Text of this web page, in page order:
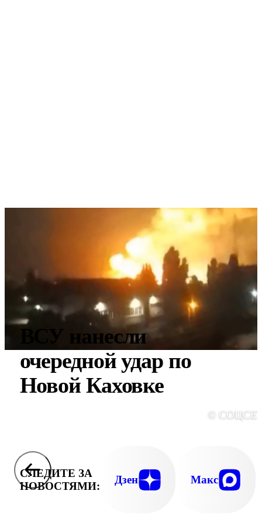
ВСУ нанесли
очередной удар по
Новой Каховке
©
СЛЕДИТЕ ЗА
НОВОСТЯМИ:
Дзен Макс